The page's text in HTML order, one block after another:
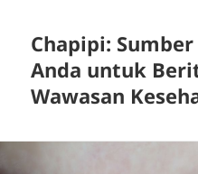
Chapipi:
Anda untuk
Wawasan